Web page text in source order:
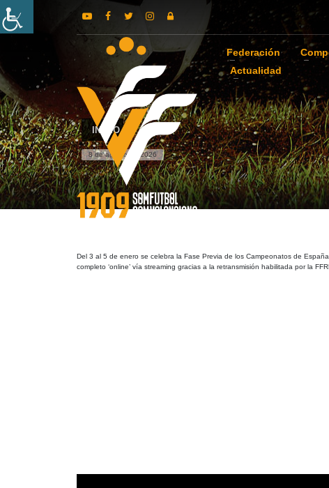
Federación
Actualidad
INICIO
8 de agosto de 2026
Del 3 al 5 de enero se celebra la Fase Previa de los Campeonatos de
completo ‘online’ vía streaming gracias a la retransmisión habilitada por la